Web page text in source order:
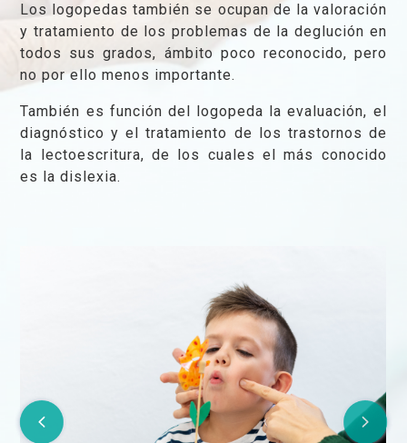
Los logopedas también se ocupan de la valoración
y tratamiento de los problemas de la deglución en
todos sus grados, ámbito poco reconocido, pero
no por ello menos importante.
También es función del logopeda la evaluación, el
diagnóstico y el tratamiento de los trastornos de
la lectoescritura, de los cuales el más conocido
es la dislexia.